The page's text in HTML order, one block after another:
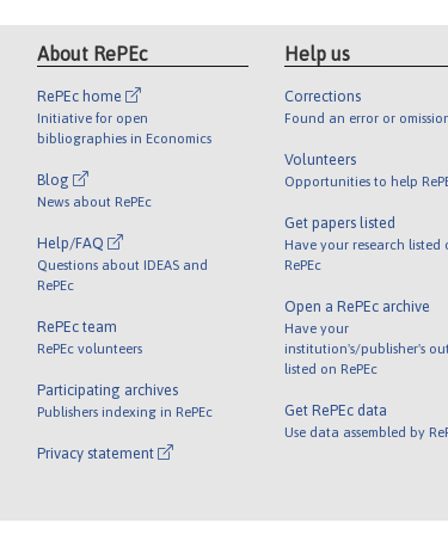
About RePEc
RePEc home
Initiative for open
bibliographies in Economics
Blog
News about RePEc
Help/FAQ
Questions about IDEAS and
RePEc
RePEc team
RePEc volunteers
Participating archives
Publishers indexing in RePEc
Privacy statement
Help us
Corrections
Found an error or
Volunteers
Opportunities to help
Get papers listed
Have your research listed
RePEc
Open a RePEc archive
Have your
institution's/publisher's
listed on RePEc
Get RePEc data
Use data assembled by